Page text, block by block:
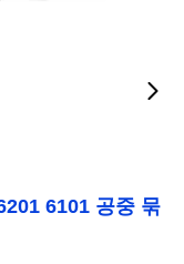
6101 공중 묶